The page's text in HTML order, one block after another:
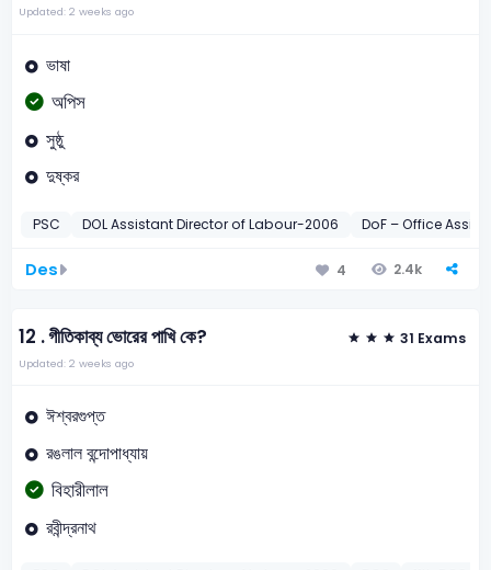
Updated: 2 weeks ago
ভাষা
অপিস
সুষ্ঠু
দুষ্কর
PSC DOL Assistant Director of Labour-2006 DoF – Office
Des 4 2.4k
12 .গীতিকাব্য ভোরের পাখি কে? 31 Exams
Updated: 2 weeks ago
ঈশ্বরগুপ্ত
রঙলাল বন্দোপাধ্যায়
বিহারীলাল
রবীন্দ্রনাথ